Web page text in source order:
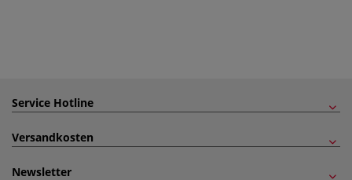
Service Hotline
Versandkosten
Newsletter